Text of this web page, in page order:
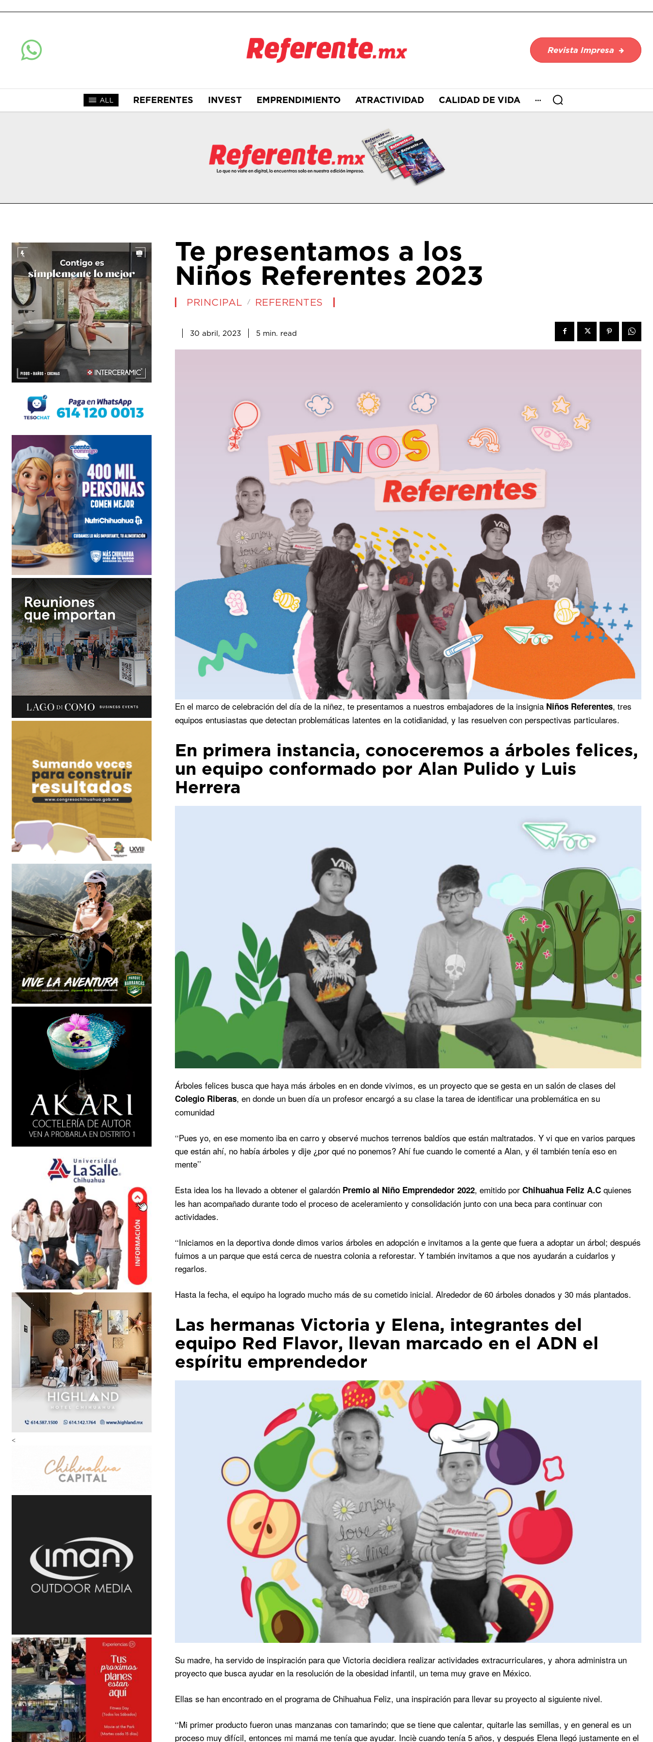
Revista Impresa
ALL REFERENTES INVEST EMPRENDIMIENTO ATRACTIVIDAD CALIDAD DE VIDA
<
Te presentamos a los
Niños Referentes 2023
PRINCIPAL REFERENTES
30 abril, 2023 5 min. read
En el marco de celebración del día de la niñez, te presentamos a nuestros embajadores de la insignia Niños Referentes, tres
equipos entusiastas que detectan problemáticas latentes en la cotidianidad, y las resuelven con perspectivas particulares.
En primera instancia, conoceremos a árboles felices,
un equipo conformado por Alan Pulido y Luis
Herrera
Árboles felices busca que haya más árboles en en donde vivimos, es un proyecto que se gesta en un salón de clases del
Colegio Riberas, en donde un buen día un profesor encargó a su clase la tarea de identificar una problemática en su
comunidad
‘‘Pues yo, en ese momento iba en carro y observé muchos terrenos baldíos que están maltratados. Y vi que en varios parques
que están ahí, no había árboles y dije ¿por qué no ponemos? Ahí fue cuando le comenté a Alan, y él también tenía eso en
mente’’
Esta idea los ha llevado a obtener el galardón Premio al Niño Emprendedor 2022, emitido por Chihuahua Feliz A.C quienes
les han acompañado durante todo el proceso de aceleramiento y consolidación junto con una beca para continuar con
actividades.
‘‘Iniciamos en la deportiva donde dimos varios árboles en adopción e invitamos a la gente que fuera a adoptar un árbol; después
fuimos a un parque que está cerca de nuestra colonia a reforestar. Y también invitamos a que nos ayudarán a cuidarlos y
regarlos.
Hasta la fecha, el equipo ha logrado mucho más de su cometido inicial. Alrededor de 60 árboles donados y 30 más plantados.
Las hermanas Victoria y Elena, integrantes del
equipo Red Flavor, llevan marcado en el ADN el
espíritu emprendedor
Su madre, ha servido de inspiración para que Victoria decidiera realizar actividades extracurriculares, y ahora administra un
proyecto que busca ayudar en la resolución de la obesidad infantil, un tema muy grave en México.
Ellas se han encontrado en el programa de Chihuahua Feliz, una inspiración para llevar su proyecto al siguiente nivel.
‘‘Mi primer producto fueron unas manzanas con tamarindo; que se tiene que calentar, quitarle las semillas, y en general es un
proceso muy difícil, entonces mi mamá me tenía que ayudar. Inciè cuando tenía 5 años, y después Elena llegó justamente en el